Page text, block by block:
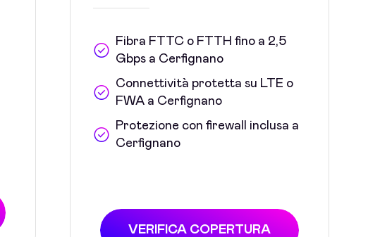
Fibra FTTC o FTTH fino a 2,5
Gbps a Cerfignano
Connettività protetta su LTE o
FWA a Cerfignano
Protezione con firewall inclusa a
Cerfignano
VERIFICA COPERTURA